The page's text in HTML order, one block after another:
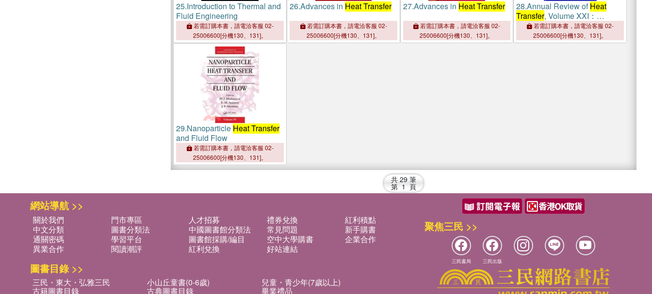
25.Introduction to Thermal and
Fluid Engineering
若需訂購本書，請電洽客服 02-
25006600[分機130、131]。
26.Advances in Heat Transfer
若需訂購本書，請電洽客服 02-
25006600[分機130、131]。
27.Advances in Heat Transfer
若需訂購本書，請電洽客服 02-
25006600[分機130、131]。
28.Annual Review ofHeat
Transfer, Volume XXI：
Technologies for Energy
Efficient Buildings
若需訂購本書，請電洽客服 02-
25006600[分機130、131]。
29.Nanoparticle Heat Transfer
and Fluid Flow
若需訂購本書，請電洽客服 02-
25006600[分機130、131]。
共 29 筆
第 1 頁
網站導航 >>
關於我們 門市專區 人才招募 禮券兌換
紅利積點
中文分類
圖書分類法 中國圖書館分類法 常見問題
新手購書
通關密碼
學習平台 圖書館採購/編目 空中大學購書
企業合作
異業合作
閱讀潮評 紅利兌換 好站連結
圖書目錄 >>
三民・東大・弘雅三民 小山丘童書(0-6歲) 兒童・青少年(7歲以上)
古籍圖書目錄 古典圖書目錄 畢業禮品
聚焦三民 >>
三民書局 三民出版